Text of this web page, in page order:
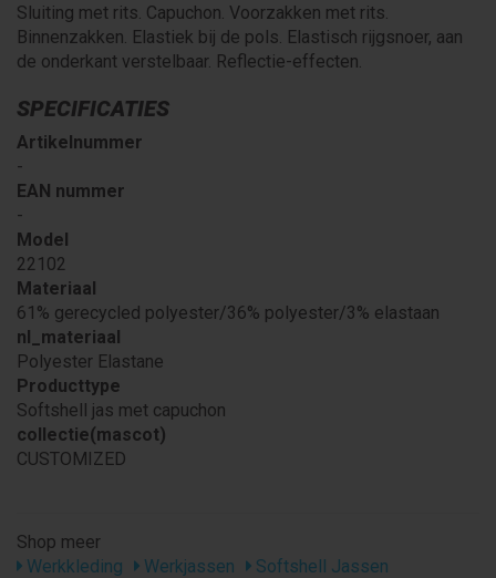
Sluiting met rits. Capuchon. Voorzakken met rits.
Binnenzakken. Elastiek bij de pols. Elastisch rijgsnoer, aan
de onderkant verstelbaar. Reflectie-effecten.
SPECIFICATIES
Artikelnummer
-
EAN nummer
-
Model
22102
Materiaal
61% gerecycled polyester/36% polyester/3% elastaan
nl_materiaal
Polyester Elastane
Producttype
Softshell jas met capuchon
collectie(mascot)
CUSTOMIZED
Shop meer
Werkkleding
Werkjassen
Softshell Jassen